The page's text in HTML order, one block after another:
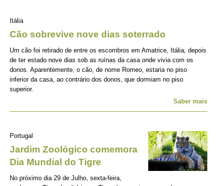
Itália
Cão sobrevive nove dias soterrado
Um cão foi retirado de entre os escombros em Amatrice, Itália, depois
de ter estado nove dias sob as ruínas da casa onde vivia com os
donos. Aparentemente, o cão, de nome Romeo, estaria no piso
inferior da casa, ao contrário dos donos, que dormiam no piso
superior.
Saber mais
Portugal
Jardim Zoológico comemora
Dia Mundial do Tigre
No próximo dia 29 de Julho, sexta-feira,